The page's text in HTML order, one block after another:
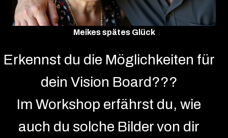
Meikes spätes Glück
Erkennst du die Möglichkeiten für
dein Vision Board???
Im Workshop erfährst du, wie
auch du solche Bilder von dir